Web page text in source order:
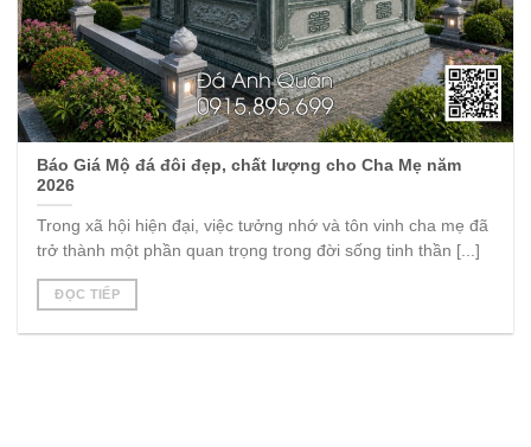
Báo Giá Mộ đá đôi đẹp, chất lượng cho Cha Mẹ năm
2026
Trong xã hội hiện đại, việc tưởng nhớ và tôn vinh cha mẹ đã
trở thành một phần quan trọng trong đời sống tinh thần [...]
ĐỌC TIẾP